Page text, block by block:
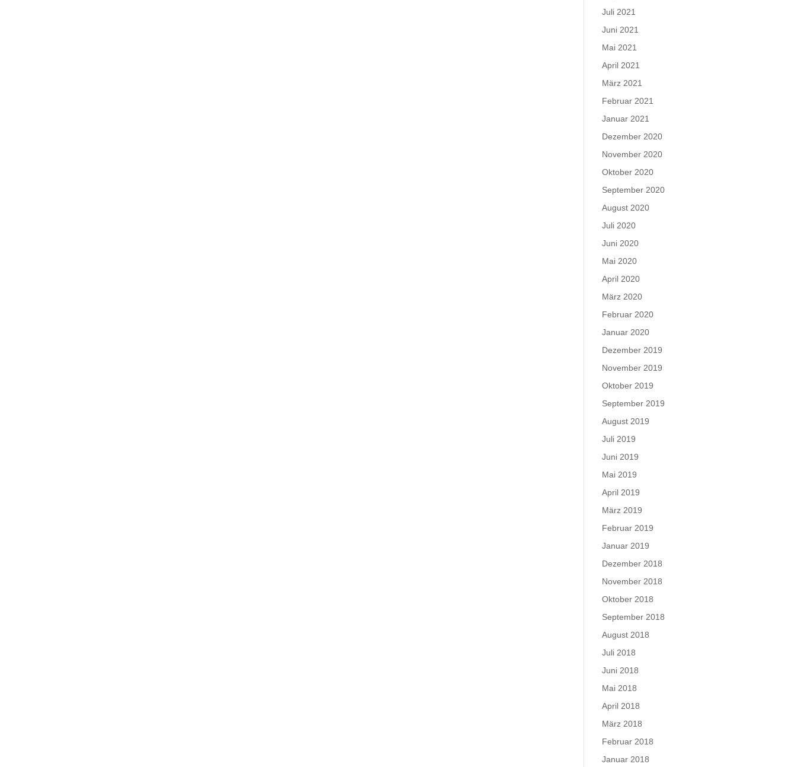
Juli 2021
Juni 2021
Mai 2021
April 2021
März 2021
Februar 2021
Januar 2021
Dezember 2020
November 2020
Oktober 2020
September 2020
August 2020
Juli 2020
Juni 2020
Mai 2020
April 2020
März 2020
Februar 2020
Januar 2020
Dezember 2019
November 2019
Oktober 2019
September 2019
August 2019
Juli 2019
Juni 2019
Mai 2019
April 2019
März 2019
Februar 2019
Januar 2019
Dezember 2018
November 2018
Oktober 2018
September 2018
August 2018
Juli 2018
Juni 2018
Mai 2018
April 2018
März 2018
Februar 2018
Januar 2018